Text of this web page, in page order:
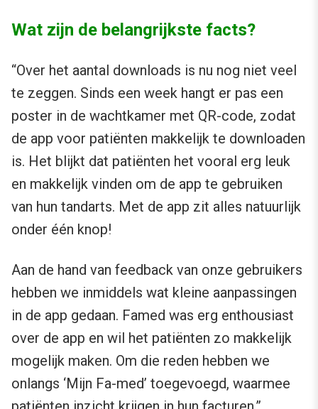
Wat zijn de belangrijkste facts?
“Over het aantal downloads is nu nog niet veel
te zeggen. Sinds een week hangt er pas een
poster in de wachtkamer met QR-code, zodat
de app voor patiënten makkelijk te downloaden
is. Het blijkt dat patiënten het vooral erg leuk
en makkelijk vinden om de app te gebruiken
van hun tandarts. Met de app zit alles natuurlijk
onder één knop!
Aan de hand van feedback van onze gebruikers
hebben we inmiddels wat kleine aanpassingen
in de app gedaan. Famed was erg enthousiast
over de app en wil het patiënten zo makkelijk
mogelijk maken. Om die reden hebben we
onlangs ‘Mijn Fa-med’ toegevoegd, waarmee